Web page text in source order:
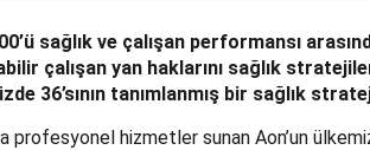
sağlık ve çalışan performansı
çalışan yan haklarını sağlık
36’sının tanımlanmış bir sağlık
profesyonel hizmetler sunan Aon’un